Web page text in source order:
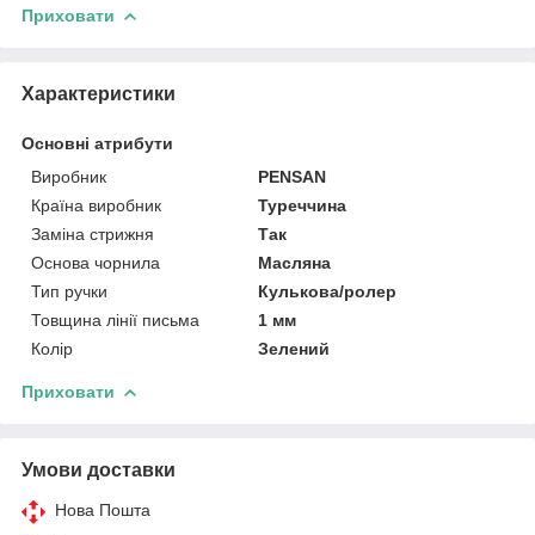
Приховати
Характеристики
Основні атрибути
Виробник
PENSAN
Країна виробник
Туреччина
Заміна стрижня
Так
Основа чорнила
Масляна
Тип ручки
Кулькова/ролер
Товщина лінії письма
1 мм
Колір
Зелений
Приховати
Умови доставки
Нова Пошта